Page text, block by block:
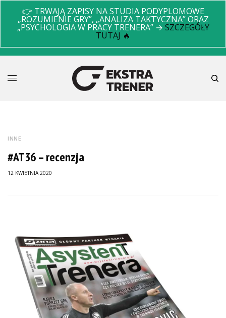
👉 TRWAJĄ ZAPISY NA STUDIA PODYPLOMOWE
„ROZUMIENIE GRY”, „ANALIZA TAKTYCZNA” ORAZ
„PSYCHOLOGIA W PRACY TRENERA” → SZCZEGÓŁY
TUTAJ 🔥
INNE
#AT36 – recenzja
12 KWIETNIA 2020